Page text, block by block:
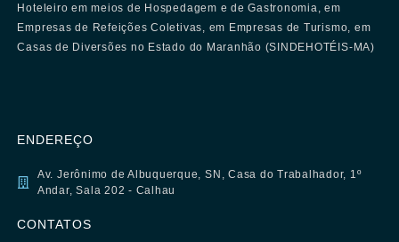
Hoteleiro em meios de Hospedagem e de Gastronomia, em
Empresas de Refeições Coletivas, em Empresas de Turismo, em
Casas de Diversões no Estado do Maranhão (SINDEHOTÉIS-MA)
ENDEREÇO
Av. Jerônimo de Albuquerque, SN, Casa do Trabalhador, 1º
Andar, Sala 202 - Calhau
CONTATOS